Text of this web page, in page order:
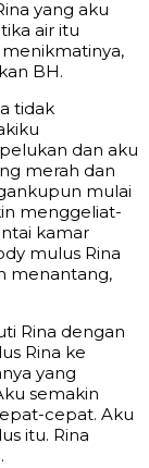
yang aku
air itu
BH.
tidak
dan aku
merah dan
mulai
menggeliat-
kamar
mulus Rina
menantang,
Rina dengan
Rina ke
yang
semakin
cepat. Aku
itu. Rina